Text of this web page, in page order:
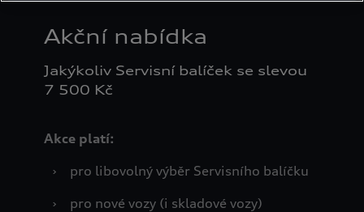
Akční nabídka
Jakýkoliv Servisní balíček se slevou
7 500 Kč
Akce platí:
›
pro libovolný výběr Servisního balíčku
›
pro nové vozy (i skladové vozy)
republika s.r.o. Podrobné informace o souborech cookie
Nastavení souborů cookie. Nastavení souborů cookie
naleznete na konci webové stránky.